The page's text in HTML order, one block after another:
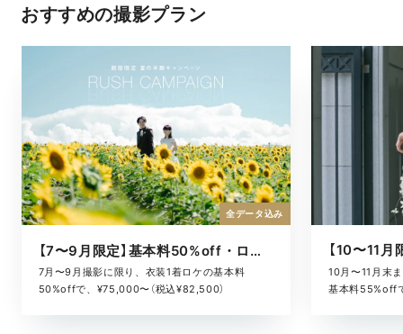
おすすめの撮影プラン
【7〜9月限定】基本料50%off・ロケキャンペーン
7月〜9月撮影に限り、衣装1着ロケの基本料
50%offで、¥75,000〜（税込¥82,500）
全データ込み
10月〜11月末
基本料55%off